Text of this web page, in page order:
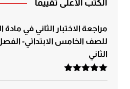
الكتب الأعلى تقييماً
مراجعة الاختبار الثاني في مادة
للصف الخامس الابتدائي-
الثاني
تم التقييم